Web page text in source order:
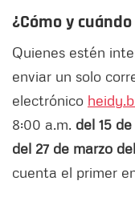
¿Cómo y
Quienes estén
enviar un solo
electrónico
8:00 a.m. del 15
del 27 de marzo
cuenta el primer